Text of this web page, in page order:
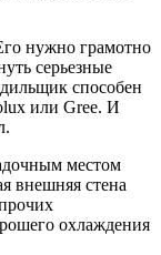
нужно грамотно
серьезные
способен
или Gree. И
местом
внешняя стена
охлаждения